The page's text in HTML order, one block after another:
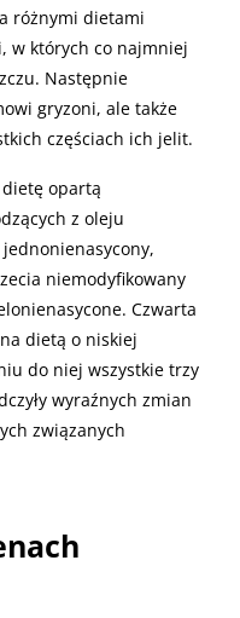
różnymi dietami
w których co najmniej
Następnie
gryzoni, ale także
częściach ich jelit.
dietę opartą
z oleju
niemodyfikowany
Czwarta
dietą o niskiej
do niej wszystkie trzy
wyraźnych zmian
związanych